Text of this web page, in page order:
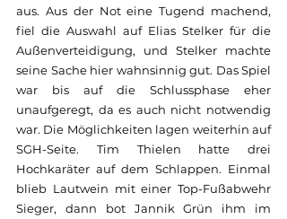
aus. Aus der Not eine Tugend machend,
fiel die Auswahl auf Elias Stelker für die
Außenverteidigung, und Stelker machte
seine Sache hier wahnsinnig gut. Das Spiel
war bis auf die Schlussphase eher
unaufgeregt, da es auch nicht notwendig
war. Die Möglichkeiten lagen weiterhin auf
SGH-Seite. Tim Thielen hatte drei
Hochkaräter auf dem Schlappen. Einmal
blieb Lautwein mit einer Top-Fußabwehr
Sieger, dann bot Jannik Grün ihm im